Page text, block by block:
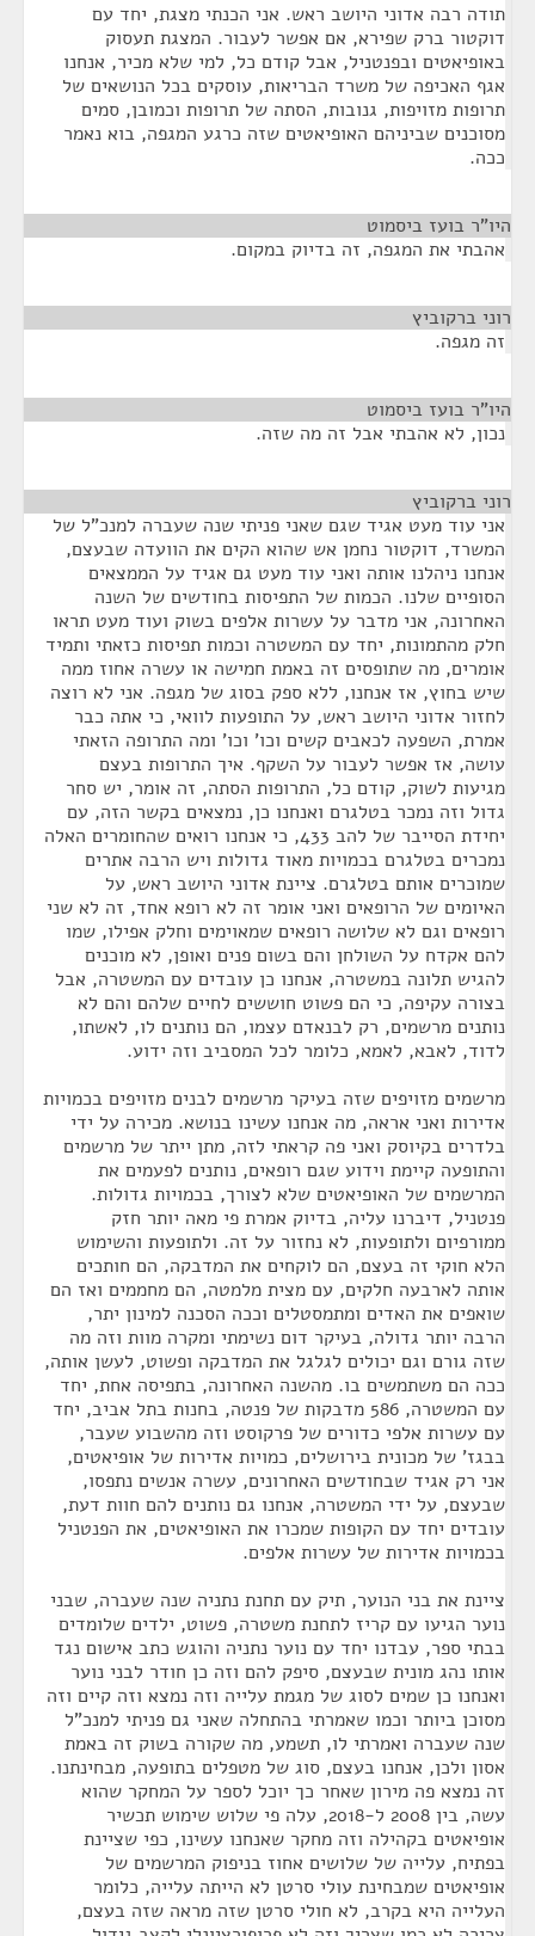
תודה רבה אדוני היושב ראש. אני הכנתי מצגת, יחד עם
דוקטור ברק שפירא, אם אפשר לעבור. המצגת תעסוק
באופיאטים ובפנטניל, אבל קודם כל, למי שלא מכיר, אנחנו
אגף האכיפה של משרד הבריאות, עוסקים בכל הנושאים של
תרופות מזויפות, גנובות, הסתה של תרופות וכמובן, סמים
מסוכנים שביניהם האופיאטים שזה כרגע המגפה, בוא נאמר
ככה.
היו"ר בועז ביסמוט
אהבתי את המגפה, זה בדיוק במקום.
רוני ברקוביץ
זה מגפה.
היו"ר בועז ביסמוט
נכון, לא אהבתי אבל זה מה שזה.
רוני ברקוביץ
אני עוד מעט אגיד שגם שאני פניתי שנה שעברה למנכ"ל של
המשרד, דוקטור נחמן אש שהוא הקים את הוועדה שבעצם,
אנחנו ניהלנו אותה ואני עוד מעט גם אגיד על הממצאים
הסופיים שלנו. הכמות של התפיסות בחודשים של השנה
האחרונה, אני מדבר על עשרות אלפים בשוק ועוד מעט תראו
חלק מהתמונות, יחד עם המשטרה וכמות תפיסות כזאתי ותמיד
אומרים, מה שתופסים זה באמת חמישה או עשרה אחוז ממה
שיש בחוץ, אז אנחנו, ללא ספק בסוג של מגפה. אני לא רוצה
לחזור אדוני היושב ראש, על התופעות לוואי, כי אתה כבר
אמרת, השפעה לכאבים קשים וכו' וכו' ומה התרופה הזאתי
עושה, אז אפשר לעבור על השקף. איך התרופות בעצם
מגיעות לשוק, קודם כל, התרופות הסתה, זה אומר, יש סחר
גדול וזה נמכר בטלגרם ואנחנו כן, נמצאים בקשר הזה, עם
יחידת הסייבר של להב 433, כי אנחנו רואים שהחומרים האלה
נמכרים בטלגרם בכמויות מאוד גדולות ויש הרבה אתרים
שמוכרים אותם בטלגרם. ציינת אדוני היושב ראש, על
האיומים של הרופאים ואני אומר זה לא רופא אחד, זה לא שני
רופאים וגם לא שלושה רופאים שמאוימים וחלק אפילו, שמו
להם אקדח על השולחן והם בשום פנים ואופן, לא מוכנים
להגיש תלונה במשטרה, אנחנו כן עובדים עם המשטרה, אבל
בצורה עקיפה, כי הם פשוט חוששים לחיים שלהם והם לא
נותנים מרשמים, רק לבנאדם עצמו, הם נותנים לו, לאשתו,
לדוד, לאבא, לאמא, כלומר לכל המסביב וזה ידוע.
מרשמים מזויפים שזה בעיקר מרשמים לבנים מזויפים בכמויות
אדירות ואני אראה, מה אנחנו עשינו בנושא. מכירה על ידי
בלדרים בקיוסק ואני פה קראתי לזה, מתן ייתר של מרשמים
והתופעה קיימת וידוע שגם רופאים, נותנים לפעמים את
המרשמים של האופיאטים שלא לצורך, בכמויות גדולות.
פנטניל, דיברנו עליה, בדיוק אמרת פי מאה יותר חזק
ממורפיום ולתופעות, לא נחזור על זה. ולתופעות והשימוש
הלא חוקי זה בעצם, הם לוקחים את המדבקה, הם חותכים
אותה לארבעה חלקים, עם מצית מלמטה, הם מחממים ואז הם
שואפים את האדים ומתמסטלים וככה הסכנה למינון יתר,
הרבה יותר גדולה, בעיקר דום נשימתי ומקרה מוות וזה מה
שזה גורם וגם יכולים לגלגל את המדבקה ופשוט, לעשן אותה,
ככה הם משתמשים בו. מהשנה האחרונה, בתפיסה אחת, יחד
עם המשטרה, 586 מדבקות של פנטה, בחנות בתל אביב, יחד
עם עשרות אלפי כדורים של פרקוסט וזה מהשבוע שעבר,
בבגז' של מכונית בירושלים, כמויות אדירות של אופיאטים,
אני רק אגיד שבחודשים האחרונים, עשרה אנשים נתפסו,
שבעצם, על ידי המשטרה, אנחנו גם נותנים להם חוות דעת,
עובדים יחד עם הקופות שמכרו את האופיאטים, את הפנטניל
בכמויות אדירות של עשרות אלפים.
ציינת את בני הנוער, תיק עם תחנת נתניה שנה שעברה, שבני
נוער הגיעו עם קריז לתחנת משטרה, פשוט, ילדים שלומדים
בבתי ספר, עבדנו יחד עם נוער נתניה והוגש כתב אישום נגד
אותו נהג מונית שבעצם, סיפק להם וזה כן חודר לבני נוער
ואנחנו כן שמים לסוג של מגמת עלייה וזה נמצא וזה קיים וזה
מסוכן ביותר וכמו שאמרתי בהתחלה שאני גם פניתי למנכ"ל
שנה שעברה ואמרתי לו, תשמע, מה שקורה בשוק זה באמת
אסון ולכן, אנחנו בעצם, סוג של מטפלים בתופעה, מבחינתנו.
זה נמצא פה מירון שאחר כך יוכל לספר על המחקר שהוא
עשה, בין 2008 ל-2018, עלה פי שלוש שימוש תכשיר
אופיאטים בקהילה וזה מחקר שאנחנו עשינו, כפי שציינת
בפתיח, עלייה של שלושים אחוז בניפוק המרשמים של
אופיאטים שמבחינת עולי סרטן לא הייתה עלייה, כלומר
העלייה היא בקרב, לא חולי סרטן שזה מראה שזה בעצם,